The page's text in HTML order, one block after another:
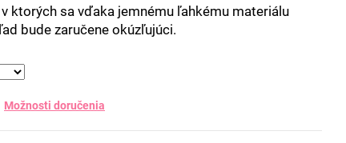
v ktorých sa vďaka jemnému ľahkému materiálu
bude zaručene okúzľujúci.
Možnosti doručenia